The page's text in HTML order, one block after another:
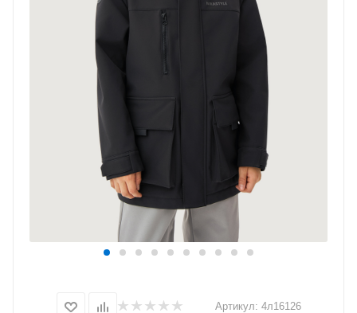
Артикул: 4л16126